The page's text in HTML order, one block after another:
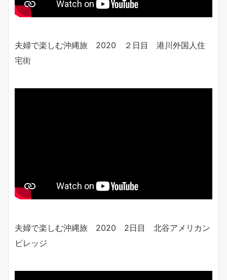
夫婦で楽しむ沖縄旅 2020 ２日目 港川外国人住
宅街
夫婦で楽しむ沖縄旅 2020 2日目 北谷アメリカン
ビレッジ